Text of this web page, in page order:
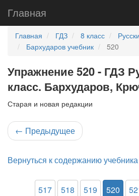
Главная
Главная ГДЗ 8 класс
Бархударов учебник
520
Упражнение 520 - ГДЗ
класс. Бархударов,
Старая и новая редакции
← Предыдущее
Вернуться к содержанию учебника
517 518 519 520